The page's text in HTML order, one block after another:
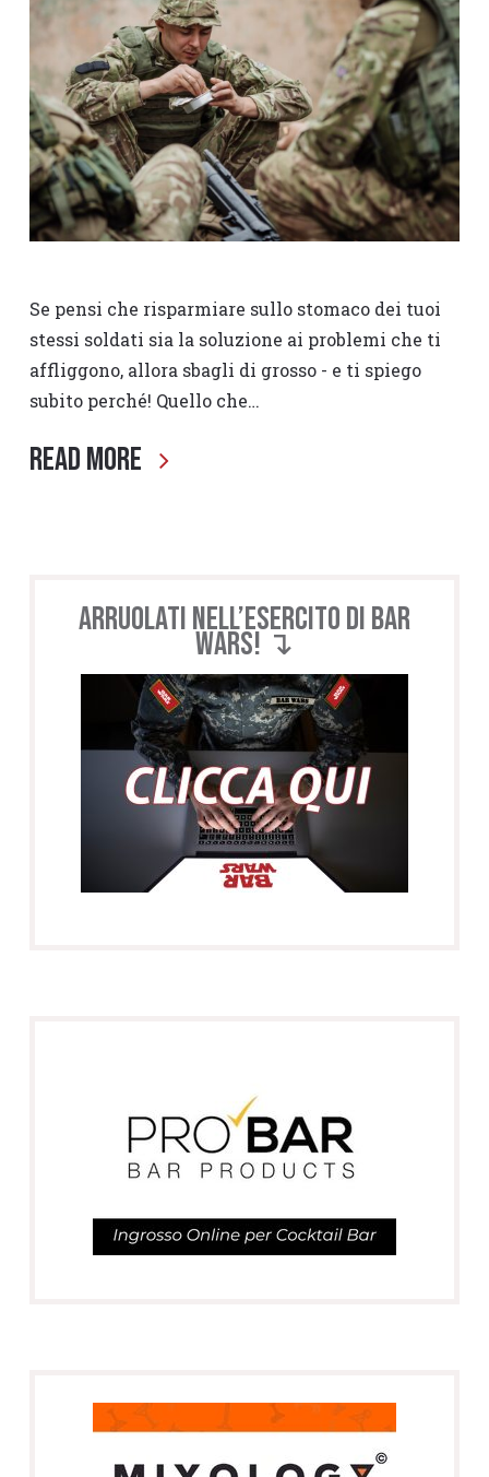
Se pensi che risparmiare sullo stomaco dei tuoi
stessi soldati sia la soluzione ai problemi che ti
affliggono, allora sbagli di grosso - e ti spiego
subito perché! Quello che…
Read More
Arruolati nell’esercito di BAR
WARS! ↴